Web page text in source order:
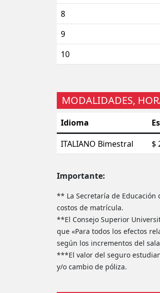
8
9
10
MODALIDADES,
Idioma
ITALIANO Bimestral
$
Importante:
** La Secretaría de Educación
costos de matrícula.
**El Consejo Superior
que «Para todos los efectos
según los incrementos del
***El valor del seguro
y/o cambio de póliza.